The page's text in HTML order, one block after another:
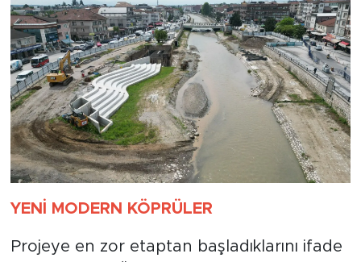
YENİ MODERN KÖPRÜLER
Projeye en zor etaptan başladıklarını ifade